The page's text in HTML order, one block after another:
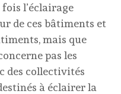
l’éclairage
de ces bâtiments et
mais que
pas les
des collectivités
à éclairer la